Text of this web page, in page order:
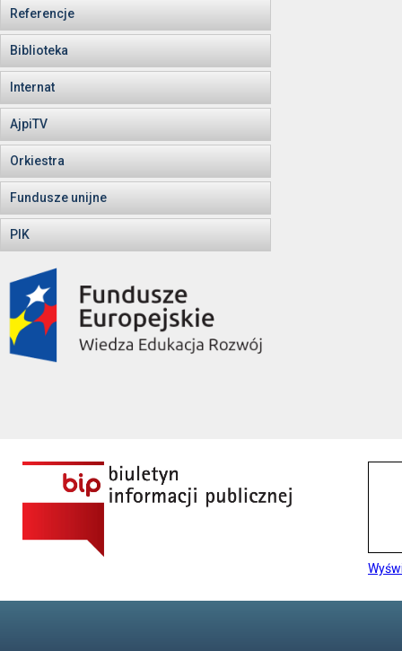
Referencje
Biblioteka
Internat
AjpiTV
Orkiestra
Fundusze unijne
PIK